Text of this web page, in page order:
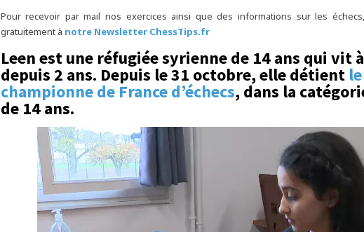
Pour recevoir par mail nos exercices ainsi que des informations sur les
gratuitement à notre Newsletter ChessTips.fr
Leen est une réfugiée syrienne de 14 ans qui vit
depuis 2 ans. Depuis le 31 octobre, elle détient
championne de France d’échecs, dans la
de 14 ans.